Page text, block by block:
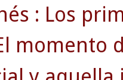
: Los
momento